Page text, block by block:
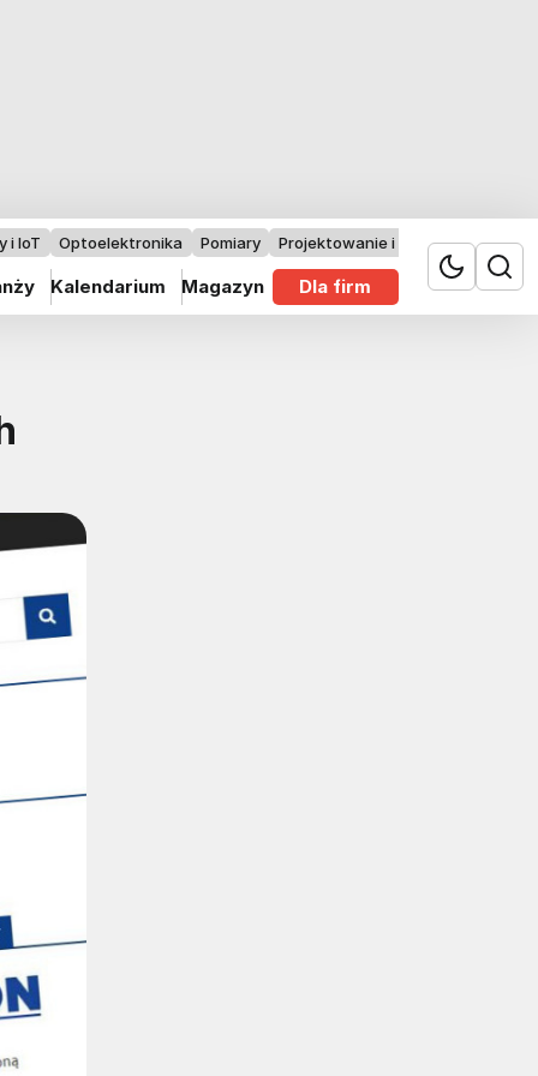
i IoT Optoelektronika Pomiary Projektowanie i badania
Kalendarium Magazyn Dla firm